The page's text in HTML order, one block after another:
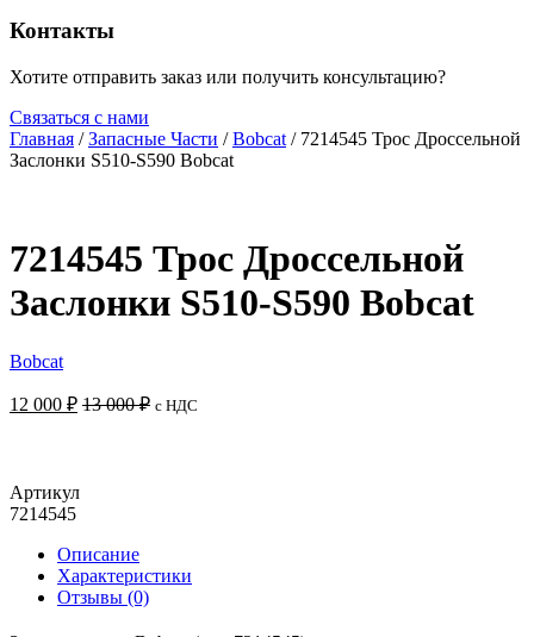
Контакты
Хотите отправить заказ или получить консультацию?
Связаться с нами
Главная /Запасные Части /Bobcat / 7214545 Трос Дроссельной
Заслонки S510-S590 Bobcat
7214545 Трос Дроссельной
Заслонки S510-S590 Bobcat
Bobcat
12 000 ₽ 13 000₽ с НДС
Артикул
7214545
Описание
Характеристики
Отзывы (0)